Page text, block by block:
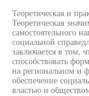
Теоретическая и
Теоретическая
самостоятельного
социальной
заключается в том,
способствовать
на региональном и
обеспечение
властью и